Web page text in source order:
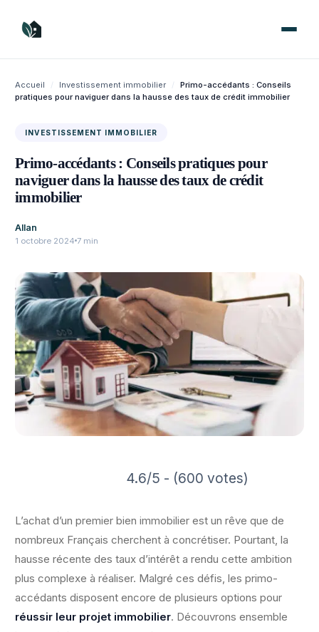
contenu
Accueil / Investissement immobilier /
Primo-accédants : Conseils
pratiques pour naviguer dans la hausse des taux de crédit immobilier
INVESTISSEMENT IMMOBILIER
Primo-accédants : Conseils pratiques pour
naviguer dans la hausse des taux de crédit
immobilier
Allan
1 octobre 2024 7 min
4.6/5 - (600 votes)
L’achat d’un premier bien immobilier est un rêve que de
nombreux Français cherchent à concrétiser. Pourtant, la
hausse récente des taux d’intérêt a rendu cette ambition
plus complexe à réaliser. Malgré ces défis, les primo-
accédants disposent encore de plusieurs options pour
réussir leur projet immobilier. Découvrons ensemble